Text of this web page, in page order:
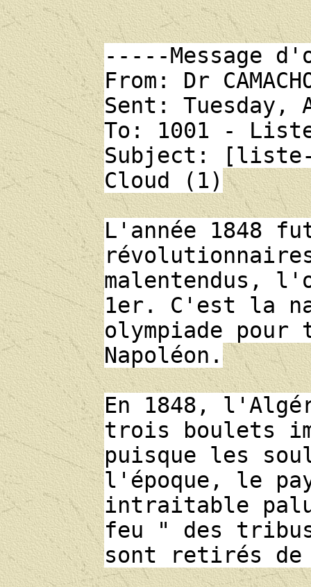
-----Message
From: Dr
Sent: Tuesday,
To: 1001 - Liste
Subject: [liste-
Cloud (1)
L'année 1848
malentendus,
1er. C'est la
olympiade pour
Napoléon.
En 1848,
trois boulets
puisque les
l'époque, le
intraitable
feu " des
sont retirés